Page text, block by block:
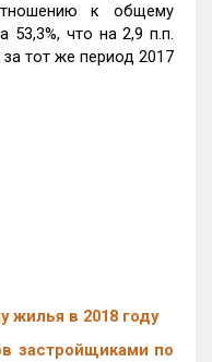
к общему
53,3%, что на 2,9 п.п.
тот же период 2017
жилья в 2018 году
застройщиками по